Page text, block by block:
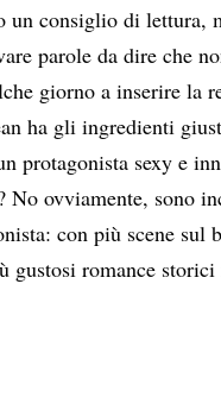
un consiglio di
parole da dire che
giorno a inserire la
ha gli ingredienti
protagonista sexy e
No ovviamente, sono
con più scene
gustosi romance